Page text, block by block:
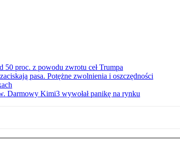
50 proc. z powodu zwrotu ceł Trumpa
pasa. Potężne zwolnienia i oszczędności
Darmowy Kimi3 wywołał panikę na rynku